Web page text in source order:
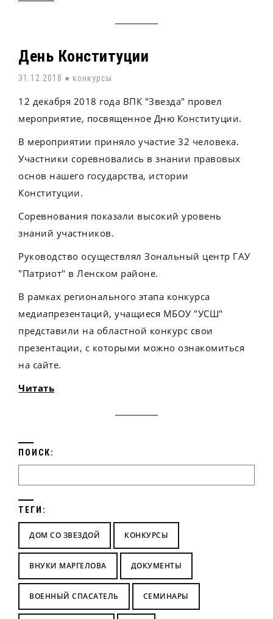
День Конституции
31.12.2018 ● конкурсы
12 декабря 2018 года ВПК "Звезда" провел
мероприятие, посвященное Дню Конституции.
В мероприятии приняло участие 32 человека.
Участники соревновались в знании правовых
основ нашего государства, истории
Конституции.
Соревнования показали высокий уровень
знаний участников.
Руководство осуществлял Зональный центр ГАУ
"Патриот" в Ленском районе.
В рамках регионального этапа конкурса
медиапрезентаций, учащиеся МБОУ "УСШ"
представили на областной конкурс свои
презентации, с которыми можно ознакомиться
на сайте.
Читать
ПОИСК:
ТЕГИ:
ДОМ СО ЗВЕЗДОЙ КОНКУРСЫ
ВНУКИ МАРГЕЛОВА ДОКУМЕНТЫ
ВОЕННЫЙ СПАСАТЕЛЬ СЕМИНАРЫ